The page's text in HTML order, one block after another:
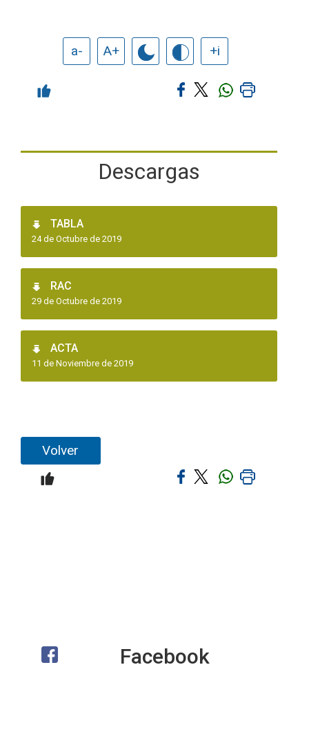
a- A+ +i
Descargas
TABLA
24 de Octubre de 2019
RAC
29 de Octubre de 2019
ACTA
11 de Noviembre de 2019
Volver
Facebook